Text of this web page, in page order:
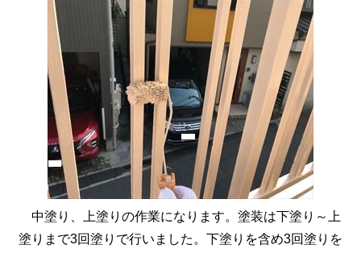
中塗り、上塗りの作業になります。塗装は下塗り～上
塗りまで3回塗りで行いました。下塗りを含め3回塗りを